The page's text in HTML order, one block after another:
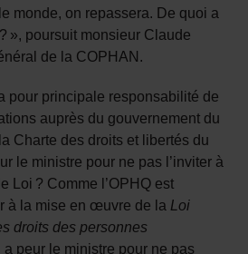
monde, on repassera. De quoi a
», poursuit monsieur Claude
de la COPHAN.
pour principale responsabilité de
auprès du gouvernement du
Charte des droits et libertés du
le ministre pour ne pas l’inviter à
Loi ? Comme l’OPHQ est
à la mise en œuvre de la Loi
droits des personnes
a peur le ministre pour ne pas